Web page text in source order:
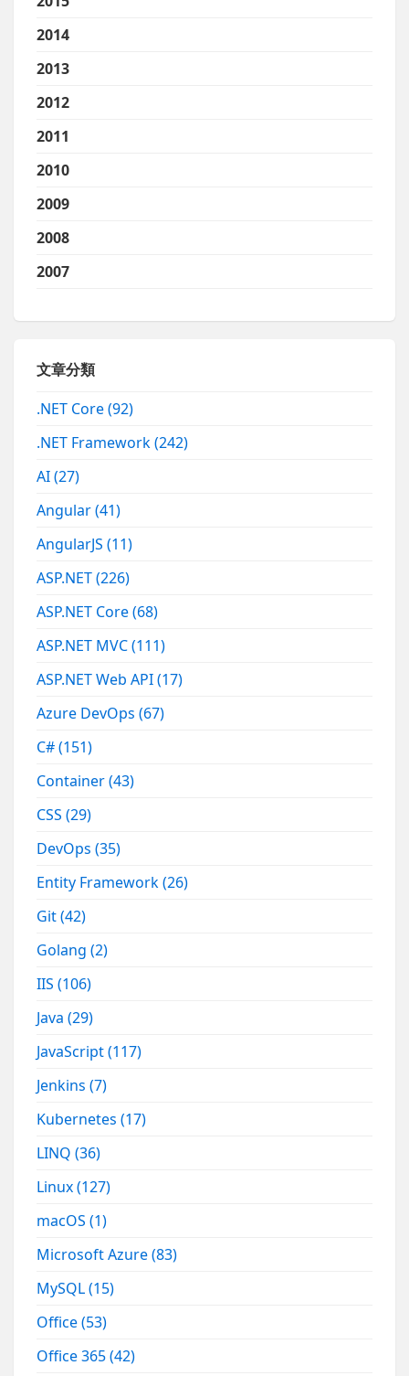
2014
2013
2012
2011
2010
2009
2008
2007
文章分類
.NET Core(92)
.NET Framework(242)
AI(27)
Angular(41)
AngularJS(11)
ASP.NET(226)
ASP.NET Core(68)
ASP.NET MVC(111)
ASP.NET Web API(17)
Azure DevOps(67)
C#(151)
Container(43)
CSS(29)
DevOps(35)
Entity Framework(26)
Git(42)
Golang(2)
IIS(106)
Java(29)
JavaScript(117)
Jenkins(7)
Kubernetes(17)
LINQ(36)
Linux(127)
macOS(1)
Microsoft Azure(83)
MySQL(15)
Office(53)
Office 365(42)